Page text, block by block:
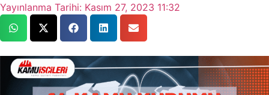
Yayınlanma Tarihi: Kasım 27, 2023 11:32